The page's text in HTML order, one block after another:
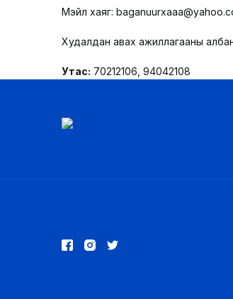
Мэйл хаяг:
Худалдан авах ажиллагааны
Утас: 70212106, 94042108